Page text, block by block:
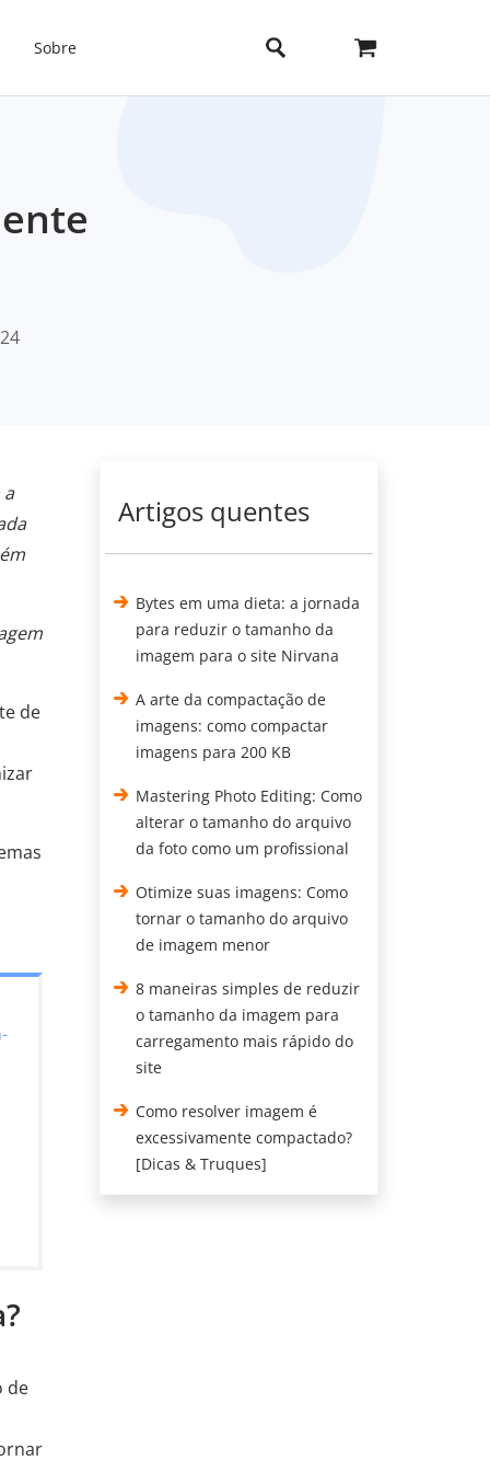
Sobre
de
de
Artigos quentes
Bytes em uma dieta: a jornada
para reduzir o tamanho da
imagem para o site Nirvana
A arte da compactação de
imagens: como compactar
imagens para 200 KB
Mastering Photo Editing: Como
alterar o tamanho do arquivo
da foto como um profissional
Otimize suas imagens: Como
tornar o tamanho do arquivo
de imagem menor
8 maneiras simples de reduzir
o tamanho da imagem para
carregamento mais rápido do
site
Como resolver imagem é
excessivamente compactado?
[Dicas & Truques]